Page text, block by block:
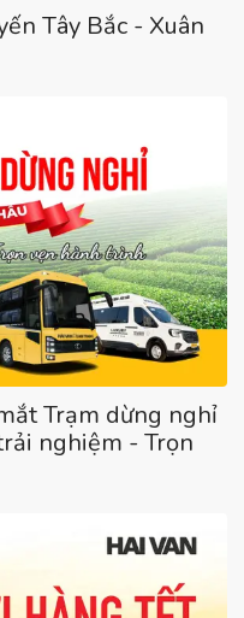
Tây Bắc - Xuân
Trạm dừng nghỉ
nghiệm - Trọn